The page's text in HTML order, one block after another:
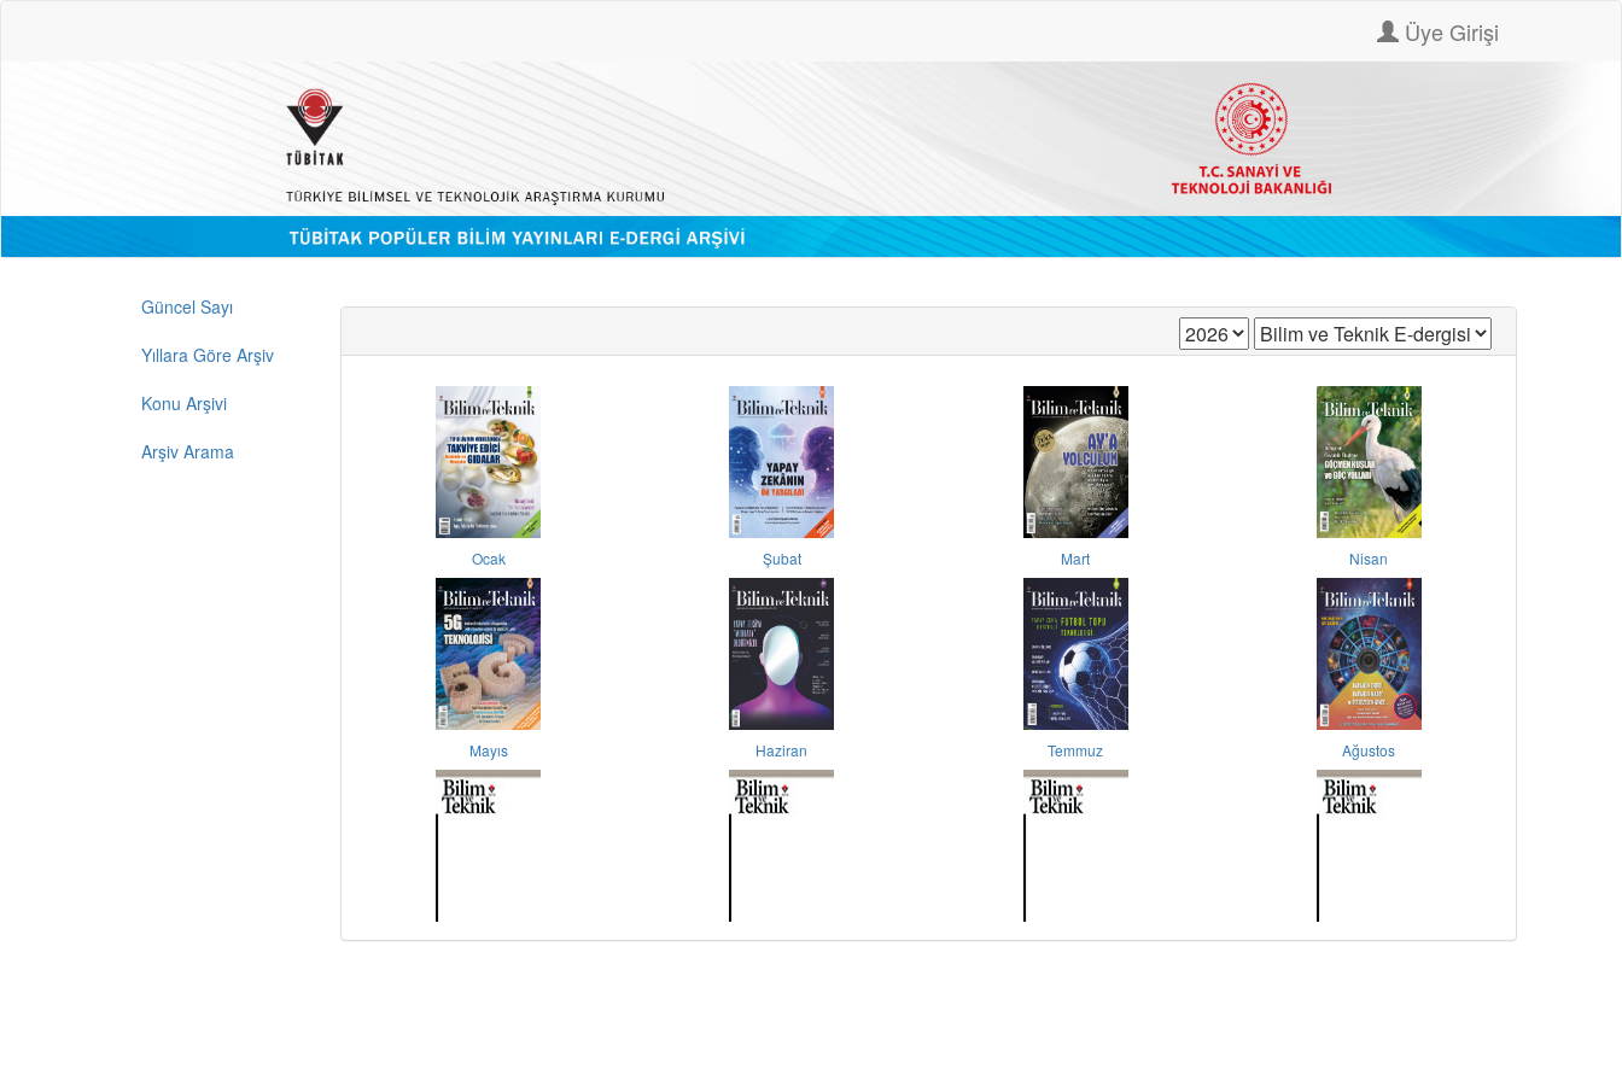
Üye Girişi
Güncel Sayı
Yıllara Göre Arşiv
Konu Arşivi
Arşiv Arama
Ocak Şubat Mart Nisan
Mayıs Haziran Temmuz Ağustos